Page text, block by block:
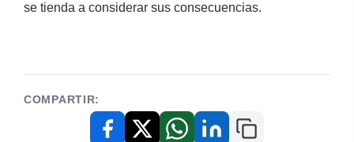
se tienda a considerar sus consecuencias.
COMPARTIR:
FacebookX / TwitterWhatsAppLinkedInCopiar enlace